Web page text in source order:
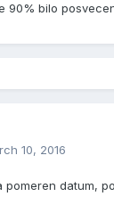
90% bilo
10, 2016
pomeren datum,